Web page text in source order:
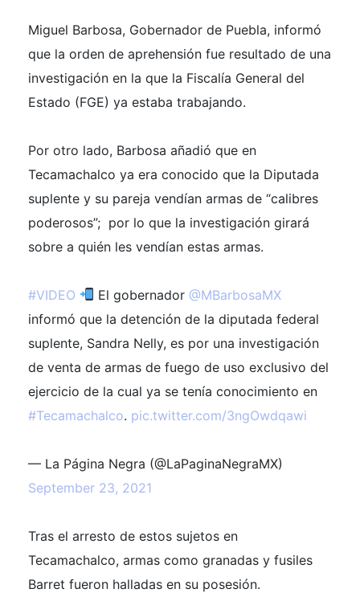
Miguel Barbosa, Gobernador de Puebla, informó
que la orden de aprehensión fue resultado de una
investigación en la que la Fiscalía General del
Estado (FGE) ya estaba trabajando.
Por otro lado, Barbosa añadió que en
Tecamachalco ya era conocido que la Diputada
suplente y su pareja vendían armas de “calibres
poderosos”; por lo que la investigación girará
sobre a quién les vendían estas armas.
#VIDEO El gobernador @MBarbosaMX
informó que la detención de la diputada federal
suplente, Sandra Nelly, es por una investigación
de venta de armas de fuego de uso exclusivo del
ejercicio de la cual ya se tenía conocimiento en
#Tecamachalco. pic.twitter.com/3ngOwdqawi
— La Página Negra (@LaPaginaNegraMX)
September 23, 2021
Tras el arresto de estos sujetos en
Tecamachalco, armas como granadas y fusiles
Barret fueron halladas en su posesión.